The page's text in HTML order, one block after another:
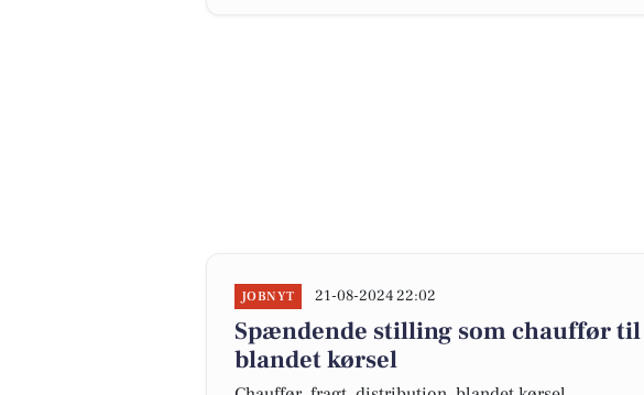
JOBNYT 21-08-2024 22:02
Spændende stilling som chauffør
blandet kørsel